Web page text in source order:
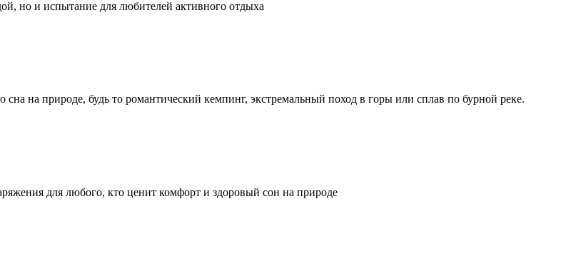
но и испытание для любителей активного отдыха
на природе, будь то романтический кемпинг, экстремальный поход в горы или сплав по бурной реке.
для любого, кто ценит комфорт и здоровый сон на природе